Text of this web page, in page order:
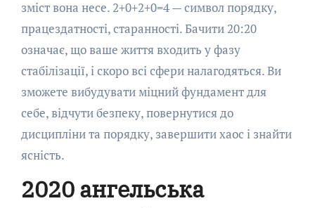
зміст вона несе. 2+0+2+0=4 — символ порядку,
працездатності, старанності. Бачити 20:20
означає, що ваше життя входить у фазу
стабілізації, і скоро всі сфери налагодяться. Ви
зможете вибудувати міцний фундамент для
себе, відчути безпеку, повернутися до
дисципліни та порядку, завершити хаос і знайти
ясність.
2020 ангельська